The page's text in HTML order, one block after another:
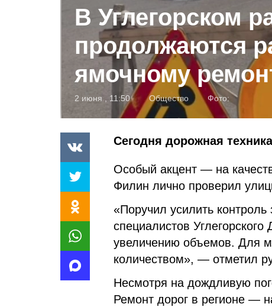
В Углегорском
продолжаются
ямочному
2 июня , 11:50 Общество Фото:
Сегодня дорожная
Особый акцент — на
Филин лично проверил
«Поручил усилить
специалистов
увеличению объемов. Для
количеством», — отметил
Несмотря на дождливую
Ремонт дорог в регионе —